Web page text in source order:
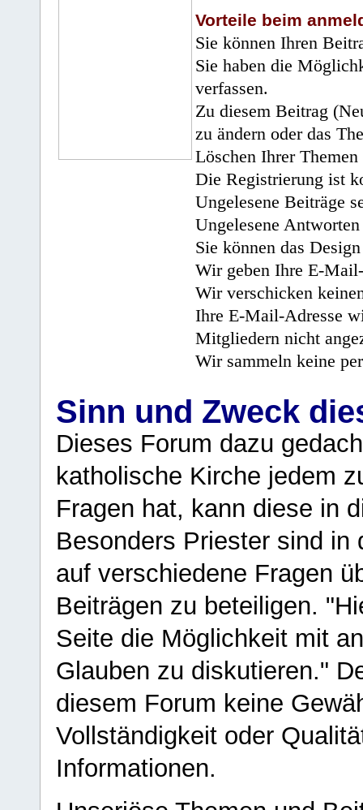
Vorteile beim
Sie können Ihren
Sie haben die
verfassen.
Zu diesem Beitrag
zu ändern oder das
Löschen Ihrer
Die Registrierung ist
Ungelesene Beiträge
Ungelesene
Sie können das
Wir geben Ihre E-
Wir verschicken
Ihre E-Mail-Adresse
Mitgliedern nicht
Wir sammeln keine
Sinn und Zweck
Dieses Forum dazu
katholische Kirche jedem
Fragen hat, kann diese in
Besonders Priester sind in
auf verschiedene Fragen
Beiträgen zu beteiligen.
Seite die Möglichkeit mit
Glauben zu diskutieren."
diesem Forum keine
Vollständigkeit oder
Informationen.